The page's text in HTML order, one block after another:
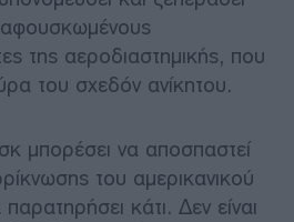
της αεροδιαστημικής, που
του σχεδόν ανίκητου.
μπορέσει να αποσπαστεί
του αμερικανικού
κάτι. Δεν είναι